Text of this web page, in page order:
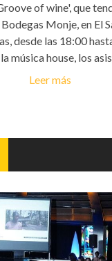
of wine', que
Monje, en El
desde las 18:00
música house, los
Leer más